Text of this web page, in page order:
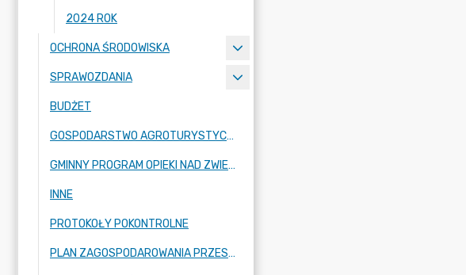
2024 ROK
OCHRONA ŚRODOWISKA
SPRAWOZDANIA
BUDŻET
GOSPODARSTWO AGROTURYSTYCZNE
GMINNY PROGRAM OPIEKI NAD ZWIERZĘTAMI BEZDOMNYMI ORAZ ZAPOBIEGANIA BEZDOMNOŚCI ZWIERZĄT
INNE
PROTOKOŁY POKONTROLNE
PLAN ZAGOSPODAROWANIA PRZESTRZENNEGO